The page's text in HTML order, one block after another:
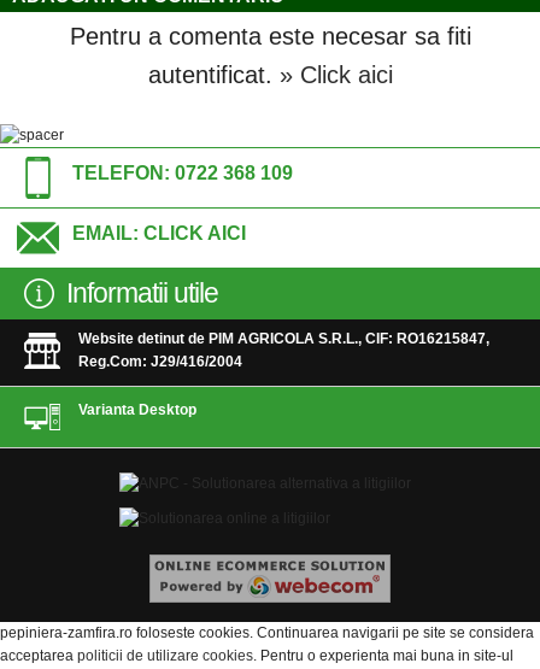
Pentru a comenta este necesar sa fiti
autentificat. » Click aici
TELEFON: 0722 368 109
EMAIL: CLICK AICI
Informatii utile
Website detinut de PIM AGRICOLA S.R.L., CIF: RO16215847,
Reg.Com: J29/416/2004
Varianta Desktop
pepiniera-zamfira.ro foloseste cookies. Continuarea navigarii pe site se considera
acceptarea politicii de utilizare cookies. Pentru o experienta mai buna in site-ul